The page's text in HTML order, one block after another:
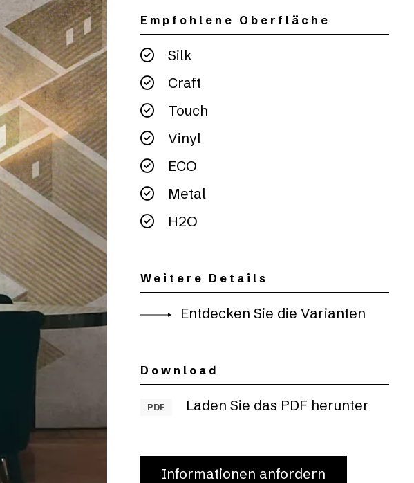
Empfohlene Oberfläche
Silk
Craft
Touch
Vinyl
ECO
Metal
H2O
Weitere Details
Entdecken Sie die Varianten
Download
PDF Laden Sie das PDF herunter
Informationen anfordern